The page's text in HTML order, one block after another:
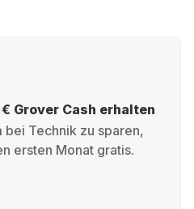
Grover Cash erhalten
Technik zu sparen,
ersten Monat gratis.